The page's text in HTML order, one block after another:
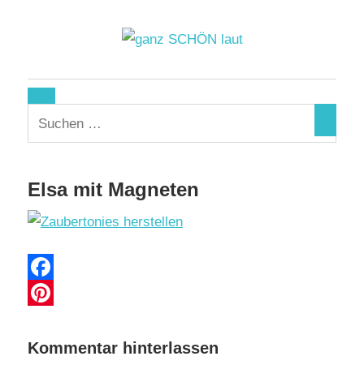
ganz
SCHÖN
15. Juli 2019
Elsa mit Magneten
Facebook
Kommentar hinterlassen